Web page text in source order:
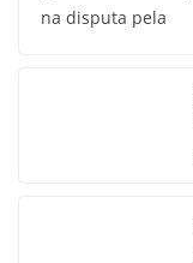
na disputa pela